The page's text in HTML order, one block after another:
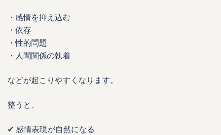
・感情を抑え込む
・依存
・性的問題
・人間関係の執着
などが起こりやすくなります。
整うと、
✔ 感情表現が自然になる